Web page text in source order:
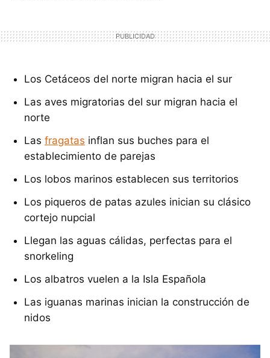
Los Cetáceos del norte migran hacia el sur
Las aves migratorias del sur migran hacia el
norte
Las fragatas inflan sus buches para el
establecimiento de parejas
Los lobos marinos establecen sus territorios
Los piqueros de patas azules inician su clásico
cortejo nupcial
Llegan las aguas cálidas, perfectas para el
snorkeling
Los albatros vuelen a la Isla Española
Las iguanas marinas inician la construcción de
nidos